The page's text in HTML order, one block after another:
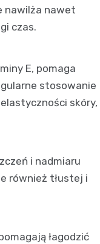
nawilża nawet
czas.
E, pomaga
stosowanie
skóry,
i nadmiaru
również tłustej i
łagodzić